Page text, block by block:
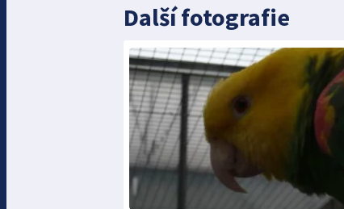
Další fotografie